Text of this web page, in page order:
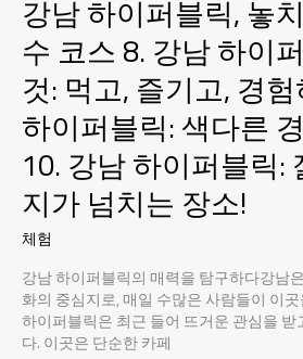
강남 하이퍼블릭, 놓
수 코스 8. 강남 하이
것: 먹고, 즐기고, 경
하이퍼블릭: 색다른
10. 강남 하이퍼블릭:
지가 넘치는 장소!
체험
강남 하이퍼블릭의 매력을 탐구하다강남
화의 중심지로, 매일 수많은 사람들이 이
하이퍼블릭은 최근 들어 뜨거운 관심을
다. 이곳은 단순한 카페